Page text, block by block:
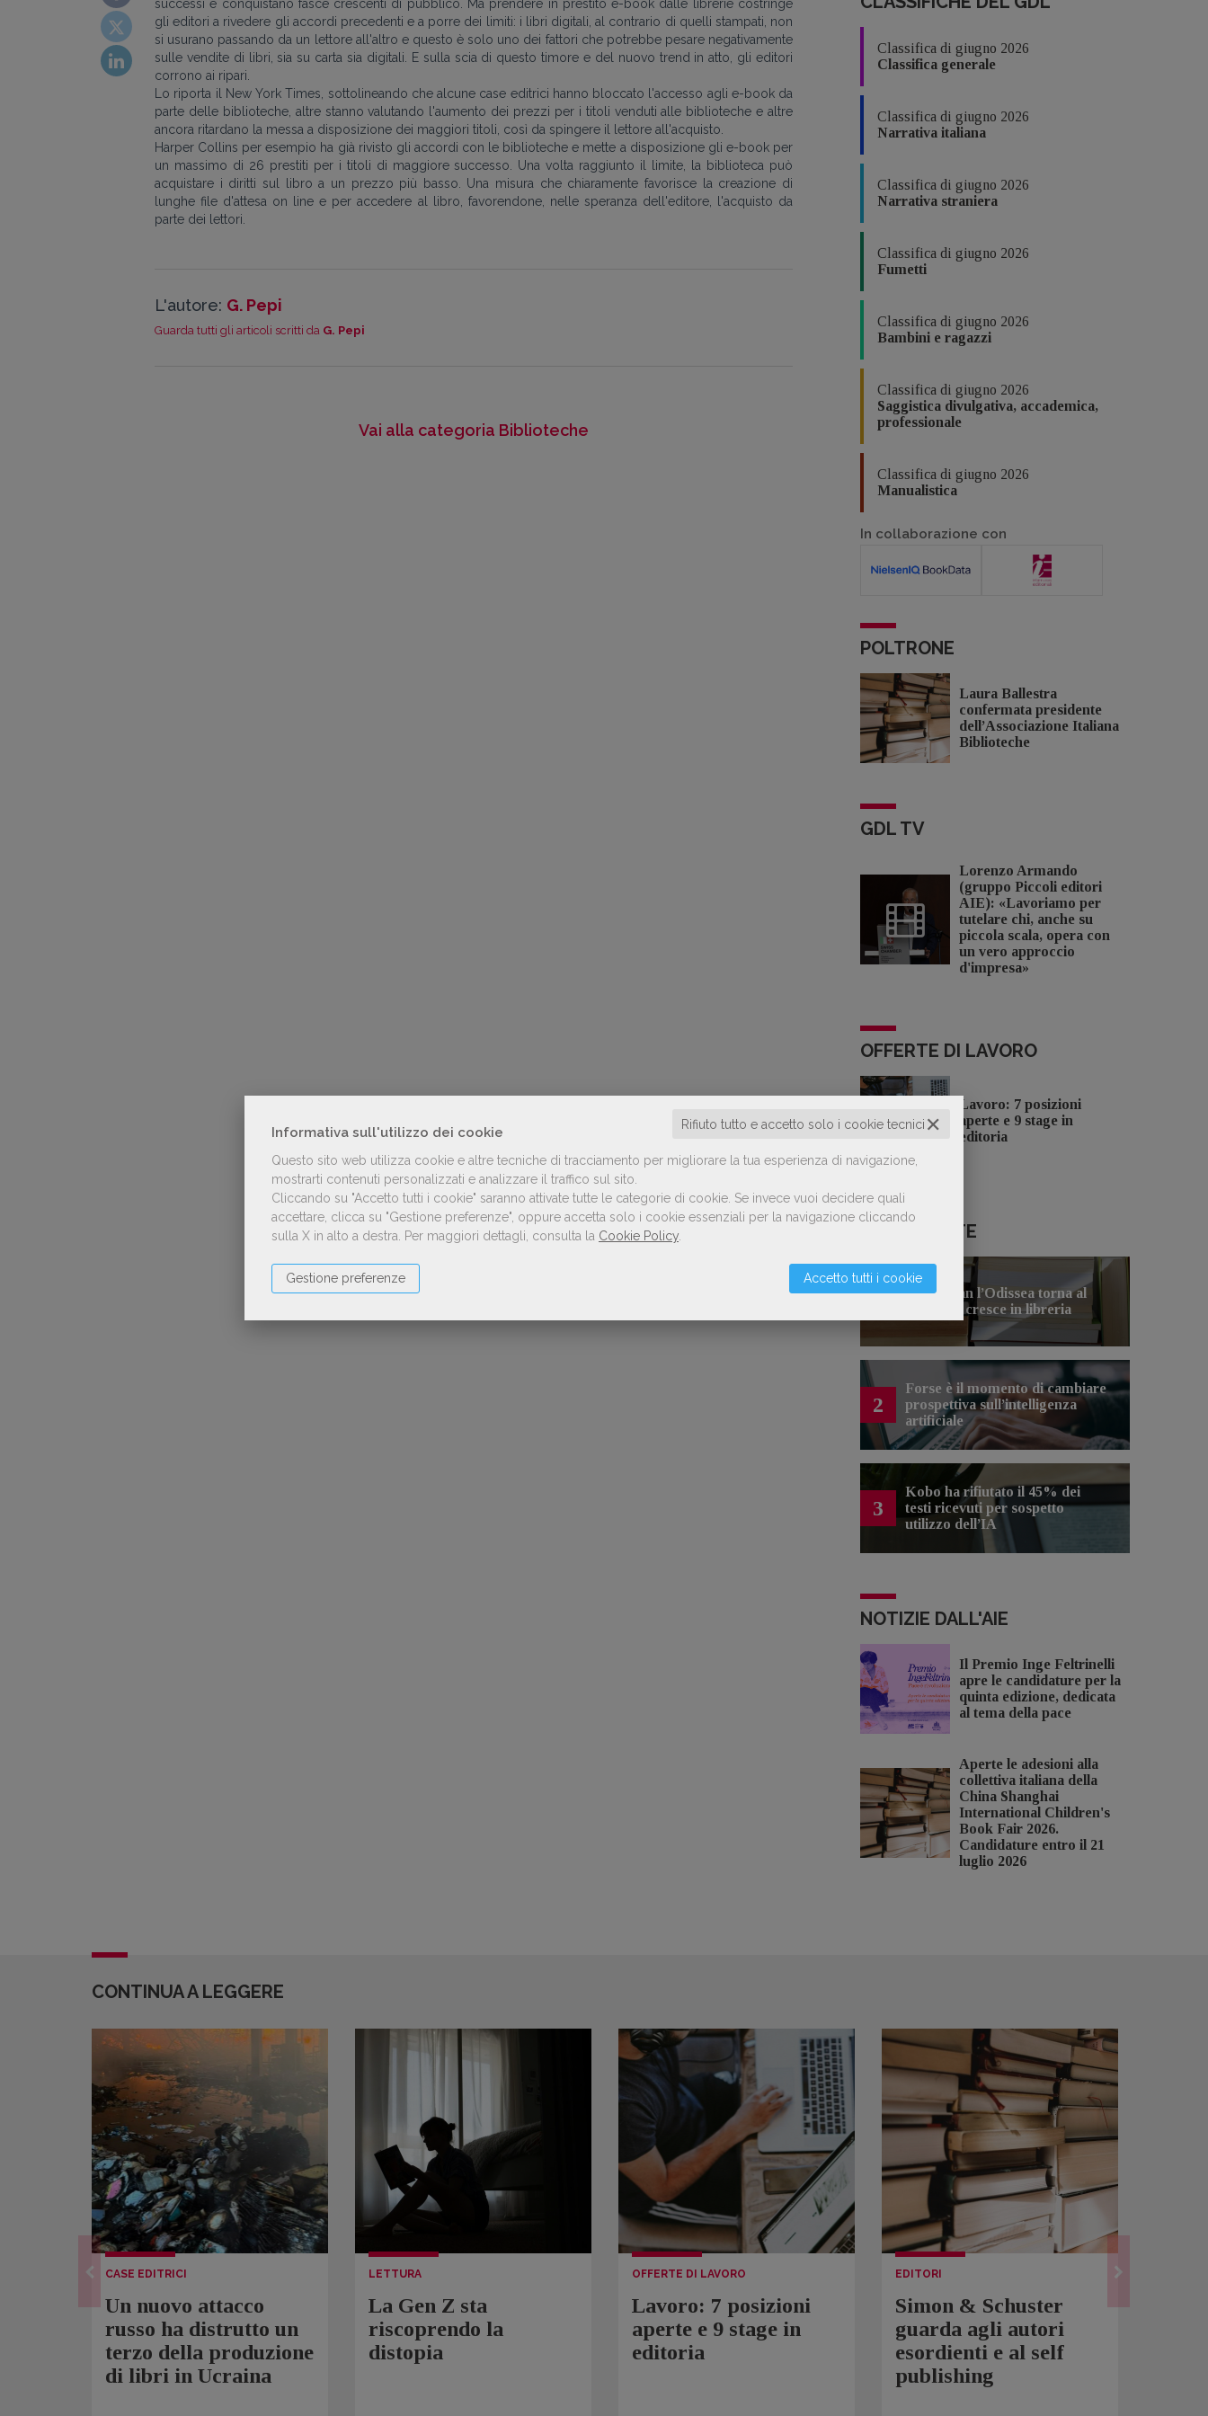
Informativa sull'utilizzo dei cookie ✕
Rifiuto tutto e accetto solo i cookie tecnici
Questo sito web utilizza cookie e altre tecniche di tracciamento per migliorare la tua esperienza di navigazione,
mostrarti contenuti personalizzati e analizzare il traffico sul sito.
Cliccando su "Accetto tutti i cookie" saranno attivate tutte le categorie di cookie. Se invece vuoi decidere quali
accettare, clicca su "Gestione preferenze", oppure accetta solo i cookie essenziali per la navigazione cliccando
sulla X in alto a destra.
Per maggiori dettagli, consulta la Cookie Policy
Accetto tutti i cookie
Gestione preferenze
successi e conquistano fasce crescenti di pubblico. Ma prendere in prestito e-book dalle librerie costringe
gli editori a rivedere gli accordi precedenti e a porre dei limiti: i libri digitali, al contrario di quelli stampati, non
si usurano passando da un lettore all'altro e questo è solo uno dei fattori che potrebbe pesare negativamente
sulle vendite di libri, sia su carta sia digitali. E sulla scia di questo timore e del nuovo trend in atto, gli editori
corrono ai ripari.
Lo riporta il New York Times, sottolineando che alcune case editrici hanno bloccato l'accesso agli e-book da
parte delle biblioteche, altre stanno valutando l'aumento dei prezzi per i titoli venduti alle biblioteche e altre
ancora ritardano la messa a disposizione dei maggiori titoli, così da spingere il lettore all'acquisto.
Harper Collins per esempio ha già rivisto gli accordi con le biblioteche e mette a disposizione gli e-book per
un massimo di 26 prestiti per i titoli di maggiore successo. Una volta raggiunto il limite, la biblioteca può
acquistare i diritti sul libro a un prezzo più basso. Una misura che chiaramente favorisce la creazione di
lunghe file d'attesa on line e per accedere al libro, favorendone, nelle speranza dell'editore, l'acquisto da
parte dei lettori.
L'autore: G. Pepi
Guarda tutti gli articoli scritti da G. Pepi
Vai alla categoria Biblioteche
Classifica di giugno 2026
Classifica generale
Classifica di giugno 2026
Narrativa italiana
Classifica di giugno 2026
Narrativa straniera
Classifica di giugno 2026
Fumetti
Classifica di giugno 2026
Bambini e ragazzi
Classifica di giugno 2026
Saggistica divulgativa, accademica,
professionale
Classifica di giugno 2026
Manualistica
In collaborazione con
POLTRONE
Laura Ballestra
confermata presidente
dell’Associazione Italiana
Biblioteche
GDL TV
Lorenzo Armando
(gruppo Piccoli editori
AIE): «Lavoriamo per
tutelare chi, anche su
piccola scala, opera con
un vero approccio
d'impresa»
OFFERTE DI LAVORO
Lavoro: 7 posizioni
aperte e 9 stage in
editoria
LE PIÙ LETTE
1
Con Nolan l’Odissea torna al
cinema e cresce in libreria
2
Forse è il momento di cambiare
prospettiva sull’intelligenza
artificiale
3
Kobo ha rifiutato il 45% dei
testi ricevuti per sospetto
utilizzo dell’IA
NOTIZIE DALL'AIE
Il Premio Inge Feltrinelli
apre le candidature per la
quinta edizione, dedicata
al tema della pace
Aperte le adesioni alla
collettiva italiana della
China Shanghai
International Children's
Book Fair 2026.
Candidature entro il 21
luglio 2026
CONTINUA A LEGGERE
CASE EDITRICI
Un nuovo attacco
russo ha distrutto un
terzo della produzione
di libri in Ucraina
LETTURA
La Gen Z sta
riscoprendo la
distopia
OFFERTE DI LAVORO
Lavoro: 7 posizioni
aperte e 9 stage in
editoria
EDITORI
Simon & Schuster
guarda agli autori
esordienti e al self
publishing